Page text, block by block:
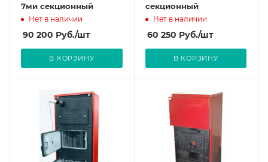
7ми секционный
Нет в наличии
90 200 Руб./шт
В КОРЗИНУ
секционный
Нет в наличии
60 250 Руб./шт
В КОРЗИНУ